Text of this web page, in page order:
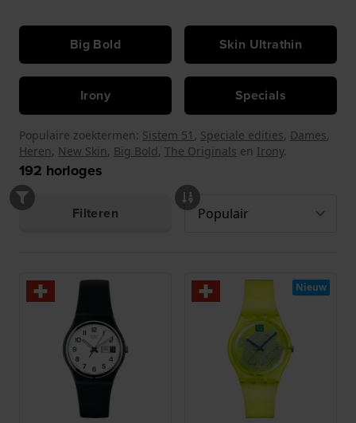
Big Bold Skin Ultrathin
Irony Specials
Populaire zoektermen: Sistem 51 , Speciale edities, Dames,
Heren, New Skin, Big Bold, The Originals en Irony.
192 horloges
Filteren
Nieuw